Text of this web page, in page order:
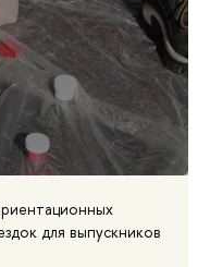
для выпускников